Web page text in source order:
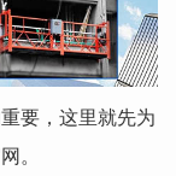
要，这里就先为
。